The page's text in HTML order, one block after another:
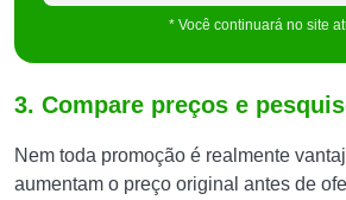
* Você continuará no site
3. Compare preços e
Nem toda promoção é realmente
aumentam o preço original antes de